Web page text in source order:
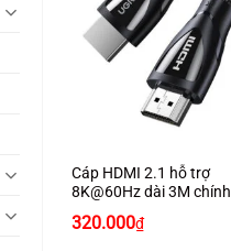
Cáp HDMI 2.1 hỗ trợ
8K@60Hz dài 3M chính
Cấp
320.000₫